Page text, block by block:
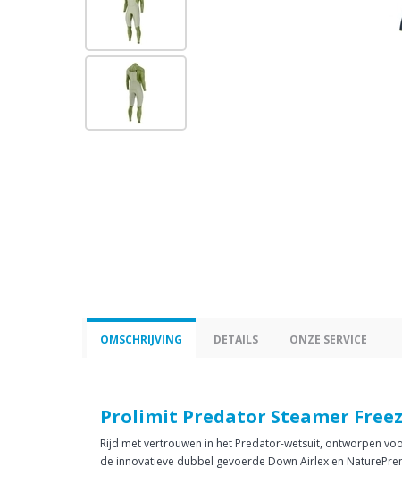
OMSCHRIJVING DETAILS ONZE SERVICE
Prolimit Predator Steamer
Rijd met vertrouwen in het Predator-wetsuit, ontworpen
de innovatieve dubbel gevoerde Down Airlex en